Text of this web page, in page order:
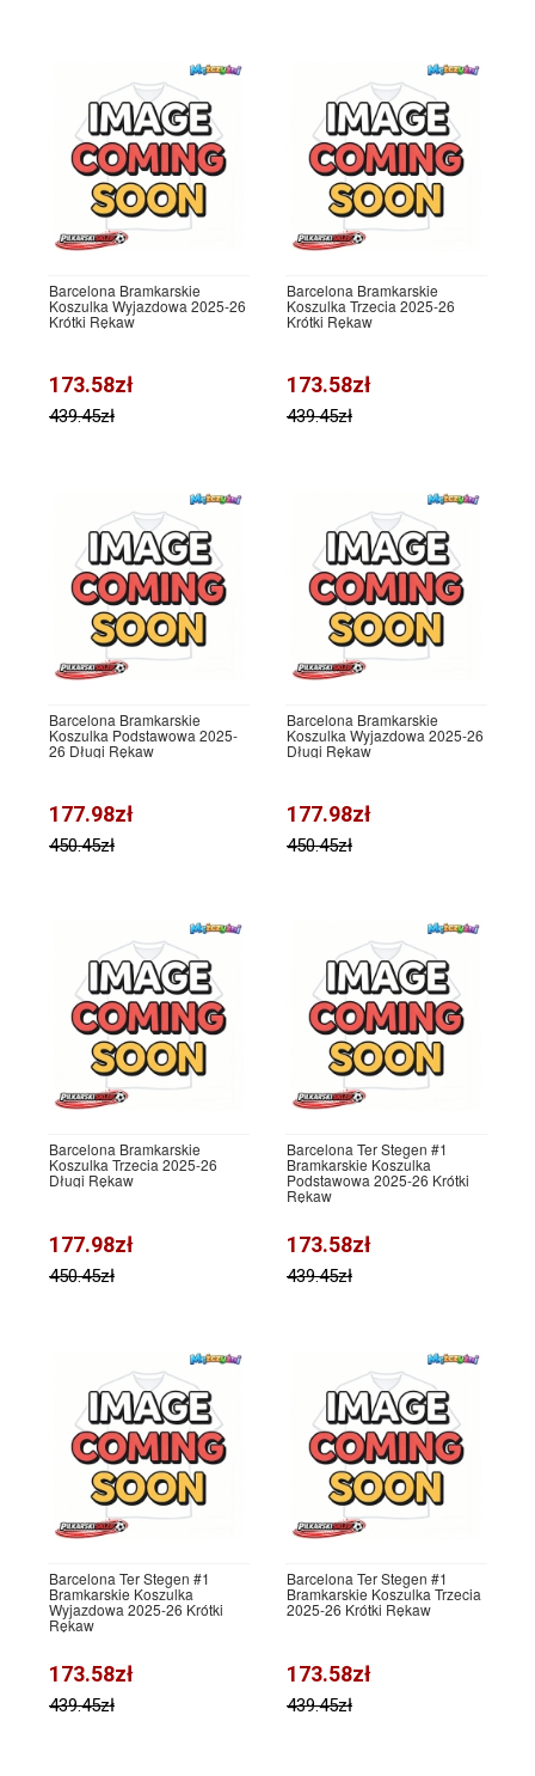
Barcelona Bramkarskie
Koszulka Wyjazdowa 2025-26
Krótki Rękaw
173.58zł
439.45zł
Barcelona Bramkarskie
Koszulka Trzecia 2025-26
Krótki Rękaw
173.58zł
439.45zł
Barcelona Bramkarskie
Koszulka Podstawowa 2025-
26 Długi Rękaw
177.98zł
450.45zł
Barcelona Bramkarskie
Koszulka Wyjazdowa 2025-26
Długi Rękaw
177.98zł
450.45zł
Barcelona Bramkarskie
Koszulka Trzecia 2025-26
Długi Rękaw
177.98zł
450.45zł
Barcelona Ter Stegen #1
Bramkarskie Koszulka
Podstawowa 2025-26 Krótki
Rękaw
173.58zł
439.45zł
Barcelona Ter Stegen #1
Bramkarskie Koszulka
Wyjazdowa 2025-26 Krótki
Rękaw
173.58zł
439.45zł
Barcelona Ter Stegen #1
Bramkarskie Koszulka Trzecia
2025-26 Krótki Rękaw
173.58zł
439.45zł